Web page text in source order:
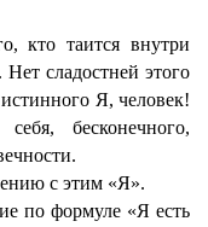
кто таится внутри
сладостней этого
Я, человек!
бесконечного,
с этим «Я».
по формуле «Я есть